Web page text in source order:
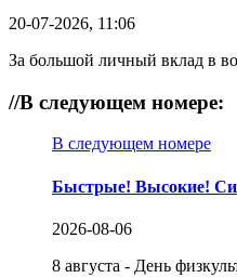
20-07-2026, 11:06
За большой личный вклад в
//В следующем номере:
В следующем номере
Быстрые! Высокие!
2026-08-06
8 августа - День